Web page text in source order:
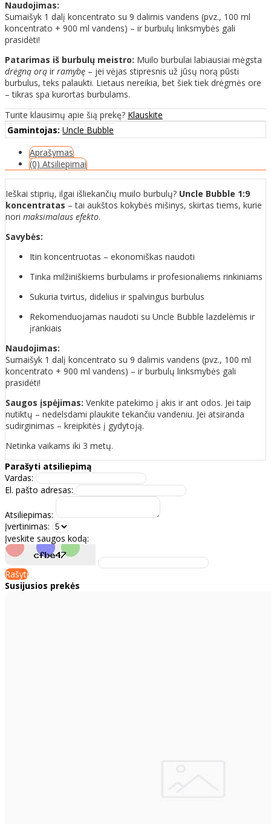
Naudojimas:
Sumaišyk 1 dalį koncentrato su 9 dalimis vandens (pvz., 100 ml
koncentrato + 900 ml vandens) – ir burbulų linksmybės gali
prasidėti!
Patarimas iš burbulų meistro: Muilo burbulai labiausiai mėgsta
drėgną orą ir ramybę – jei vėjas stipresnis už jūsų norą pūsti
burbulus, teks palaukti. Lietaus nereikia, bet šiek tiek drėgmės ore
– tikras spa kurortas burbulams.
Turite klausimų apie šią prekę? Klauskite
Gamintojas: Uncle Bubble
Aprašymas
(0) Atsiliepimai
Ieškai stiprių, ilgai išliekančių muilo burbulų? Uncle Bubble 1:9
koncentratas – tai aukštos kokybės mišinys, skirtas tiems, kurie
nori maksimalaus efekto.
Savybės:
Itin koncentruotas – ekonomiškas naudoti
Tinka milžiniškiems burbulams ir profesionaliems rinkiniams
Sukuria tvirtus, didelius ir spalvingus burbulus
Rekomenduojamas naudoti su Uncle Bubble lazdelėmis ir
įrankiais
Naudojimas:
Sumaišyk 1 dalį koncentrato su 9 dalimis vandens (pvz., 100 ml
koncentrato + 900 ml vandens) – ir burbulų linksmybės gali
prasidėti!
Saugos įspėjimas: Venkite patekimo į akis ir ant odos. Jei taip
nutiktų – nedelsdami plaukite tekančiu vandeniu. Jei atsiranda
sudirginimas – kreipkitės į gydytoją.
Netinka vaikams iki 3 metų.
Parašyti atsiliepimą
Vardas:
El. pašto adresas:
Atsiliepimas:
Įvertinimas:
Įveskite saugos kodą:
Rašyti
Susijusios prekės